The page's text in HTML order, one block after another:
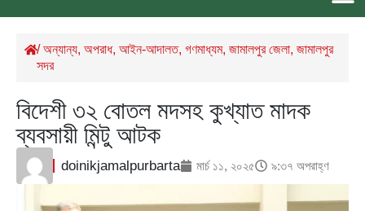
/অন্যান্য,অপরাধ,আইন-আদালত,গণমাধ্যম,জামালপুর জেলা,জামালপুর
সদর
বিদেশী ৩২ বোতল মদসহ কুখ্যাত মাদক
ব্যবসায়ী মিন্টু আটক
doinikjamalpurbarta মার্চ ১১, ২০২৫ ৯:৩৭ অপরাহ্ণ